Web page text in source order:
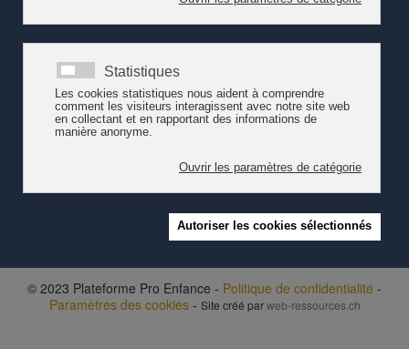
Lire lediscours de Mme Doris Cohen Dumani,ancienne
présidente de la Fondation pour l'accueil de jour des enfants -
prononcé en 2017 à l'occasion des 10 ans de la FAJE.
© 2023 Plateforme Pro Enfance - Politique de confidentialité -
Paramètres des cookies- Site créé parweb-ressources.ch